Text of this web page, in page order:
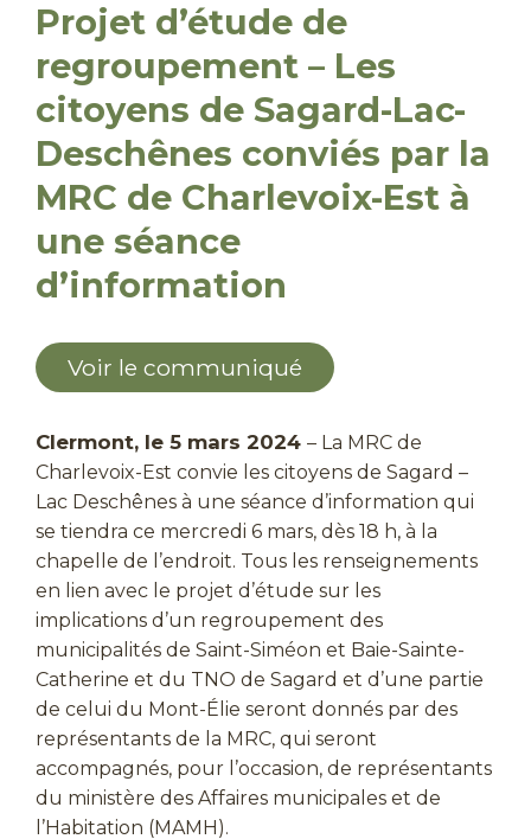
Projet d’étude de
regroupement – Les
citoyens de Sagard-Lac-
Deschênes conviés par la
MRC de Charlevoix-Est à
une séance
d’information
Voir le communiqué
Clermont, le 5 mars 2024 – La MRC de
Charlevoix-Est convie les citoyens de Sagard –
Lac Deschênes à une séance d’information qui
se tiendra ce mercredi 6 mars, dès 18 h, à la
chapelle de l’endroit. Tous les renseignements
en lien avec le projet d’étude sur les
implications d’un regroupement des
municipalités de Saint-Siméon et Baie-Sainte-
Catherine et du TNO de Sagard et d’une partie
de celui du Mont-Élie seront donnés par des
représentants de la MRC, qui seront
accompagnés, pour l’occasion, de représentants
du ministère des Affaires municipales et de
l’Habitation (MAMH).